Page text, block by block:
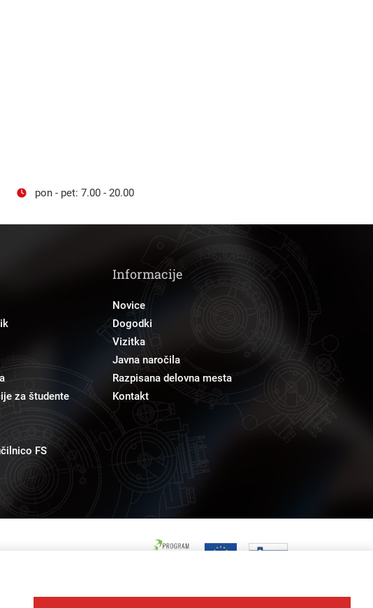
pon - pet: 7.00 - 20.00
za študente
FS
Informacije
Novice
Dogodki
Vizitka
Javna naročila
Razpisana delovna mesta
Kontakt